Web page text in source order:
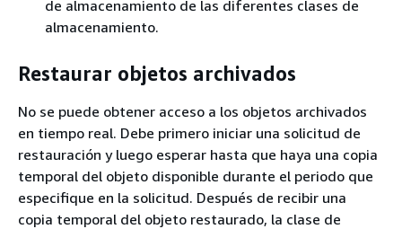
de almacenamiento de las diferentes clases de
almacenamiento.
Restaurar objetos archivados
No se puede obtener acceso a los objetos archivados
en tiempo real. Debe primero iniciar una solicitud de
restauración y luego esperar hasta que haya una copia
temporal del objeto disponible durante el periodo que
especifique en la solicitud. Después de recibir una
copia temporal del objeto restaurado, la clase de